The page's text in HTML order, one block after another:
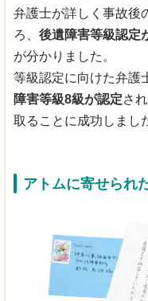
弁護士が詳しく事故後
ろ、 後遺障害等級認定
が分かりました。
等級認定に向けた弁護
障害等級8級が認定さ
取ることに成功しまし
アトムに寄せられ